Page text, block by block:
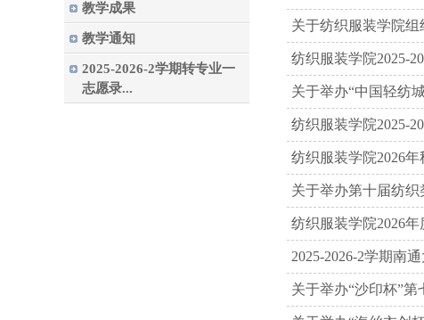
教学成果
教学通知
2025-2026-2学期转专业一
志愿录...
关于纺织服装学院组
纺织服装学院2025-
关于举办“中国轻纺
纺织服装学院2025-
纺织服装学院2026
关于举办第十届纺
纺织服装学院2026
2025-2026-2学期南
关于举办“沙印杯”